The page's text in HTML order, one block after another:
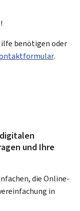
benötigen oder
.
und Ihre
die Online-
in